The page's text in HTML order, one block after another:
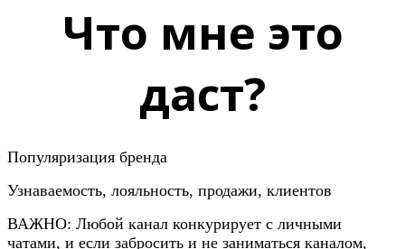
Что мне это
даст?
Популяризация бренда
Узнаваемость, лояльность, продажи, клиентов
ВАЖНО: Любой канал конкурирует с личными
чатами, и если забросить и не заниматься каналом,